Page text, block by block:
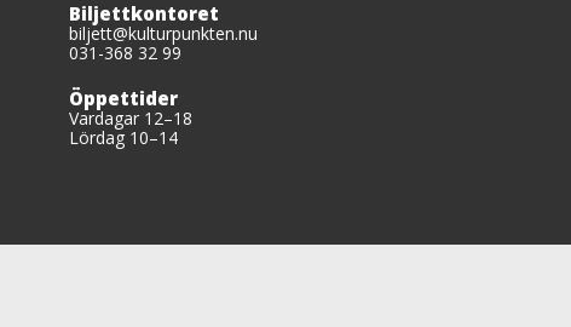
Biljettkontoret
biljett@kulturpunkten.nu
031-368 32 99
Öppettider
Vardagar 12–18
Lördag 10–14